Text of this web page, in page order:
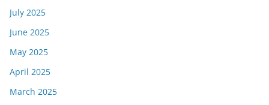
July 2025
June 2025
May 2025
April 2025
March 2025